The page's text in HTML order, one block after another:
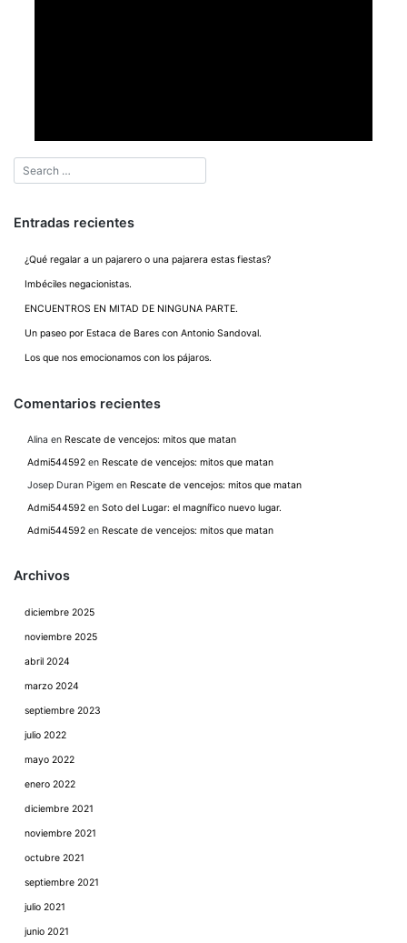
Entradas recientes
¿Qué regalar a un pajarero o una pajarera estas fiestas?
Imbéciles negacionistas.
ENCUENTROS EN MITAD DE NINGUNA PARTE.
Un paseo por Estaca de Bares con Antonio Sandoval.
Los que nos emocionamos con los pájaros.
Comentarios recientes
Alina en Rescate de vencejos: mitos que matan
Admi544592 en Rescate de vencejos: mitos que matan
Josep Duran Pigem en Rescate de vencejos: mitos que matan
Admi544592 en Soto del Lugar: el magnífico nuevo lugar.
Admi544592 en Rescate de vencejos: mitos que matan
Archivos
diciembre 2025
noviembre 2025
abril 2024
marzo 2024
septiembre 2023
julio 2022
mayo 2022
enero 2022
diciembre 2021
noviembre 2021
octubre 2021
septiembre 2021
julio 2021
junio 2021